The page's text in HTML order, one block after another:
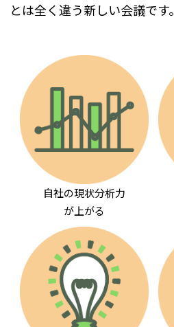
とは全く違う新しい会議です。
自社の現状分析力
が上がる